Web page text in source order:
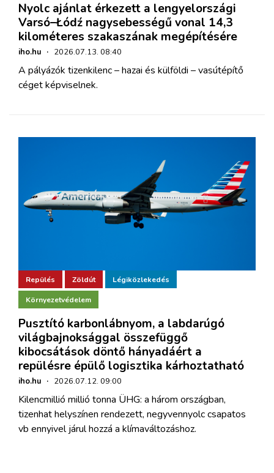
Nyolc ajánlat érkezett a lengyelországi
Varsó–Łódź nagysebességű vonal 14,3
kilométeres szakaszának megépítésére
iho.hu · 2026.07.13. 08:40
A pályázók tizenkilenc – hazai és külföldi – vasútépítő
céget képviselnek.
Repülés Zöldút Légiközlekedés
Környezetvédelem
Pusztító karbonlábnyom, a labdarúgó
világbajnoksággal összefüggő
kibocsátások döntő hányadáért a
repülésre épülő logisztika kárhoztatható
iho.hu · 2026.07.12. 09:00
Kilencmillió millió tonna ÜHG: a három országban,
tizenhat helyszínen rendezett, negyvennyolc csapatos
vb ennyivel járul hozzá a klímaváltozáshoz.